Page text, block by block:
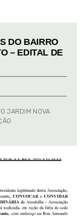
DO BAIRRO
– EDITAL DE
JARDIM NOVA